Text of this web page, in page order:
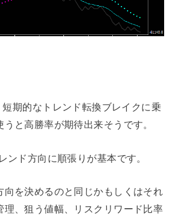
短期的なトレンド転換ブレイクに乗
と高勝率が期待出来そうです。
ンド方向に順張りが基本です。
向を決めるのと同じかもしくはそれ
理、狙う値幅、リスクリワード比率